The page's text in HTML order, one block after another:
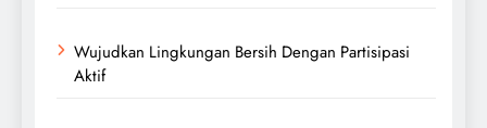
Wujudkan Lingkungan Bersih Dengan Partisipasi
Aktif